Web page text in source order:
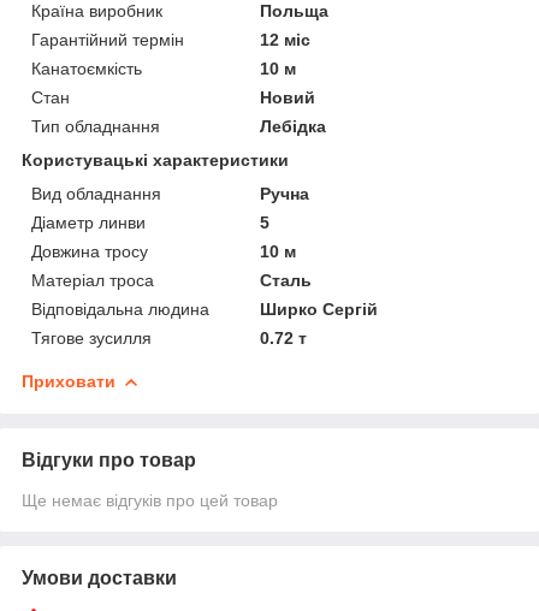
Країна виробник
Польща
Гарантійний термін
12 міс
Канатоємкість
10 м
Стан
Новий
Тип обладнання
Лебідка
Користувацькі характеристики
Вид обладнання
Ручна
Діаметр линви
5
Довжина тросу
10 м
Матеріал троса
Сталь
Відповідальна людина
Ширко Сергій
Тягове зусилля
0.72 т
Приховати
Відгуки про товар
Ще немає відгуків про цей товар
Умови доставки